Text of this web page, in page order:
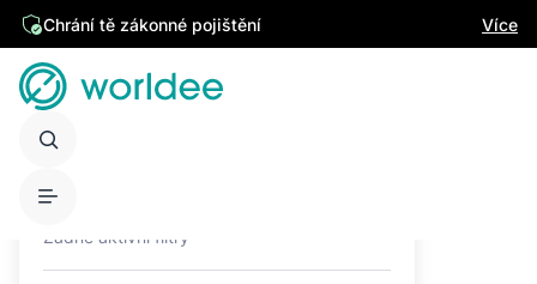
Chrání tě zákonné pojištění Více
Žádné aktivní filtry